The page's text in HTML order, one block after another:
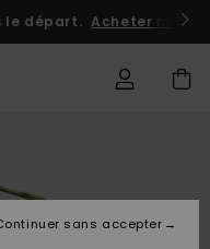
le départ. Acheter
sans accepter